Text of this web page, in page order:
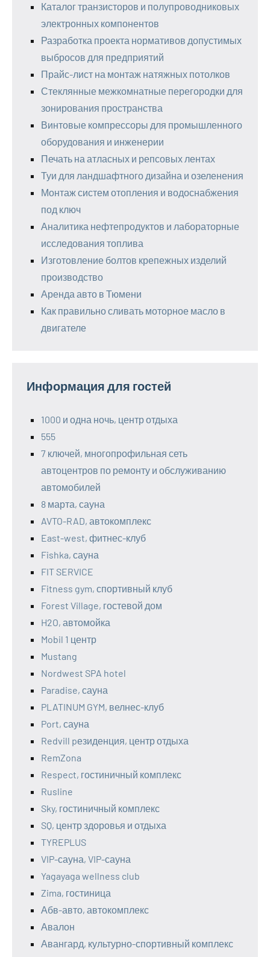
Каталог транзисторов и полупроводниковых
электронных компонентов
Разработка проекта нормативов допустимых
выбросов для предприятий
Прайс-лист на монтаж натяжных потолков
Стеклянные межкомнатные перегородки для
зонирования пространства
Винтовые компрессоры для промышленного
оборудования и инженерии
Печать на атласных и репсовых лентах
Туи для ландшафтного дизайна и озеленения
Монтаж систем отопления и водоснабжения
под ключ
Аналитика нефтепродуктов и лабораторные
исследования топлива
Изготовление болтов крепежных изделий
производство
Аренда авто в Тюмени
Как правильно сливать моторное масло в
двигателе
Информация для гостей
1000 и одна ночь, центр отдыха
555
7 ключей, многопрофильная сеть
автоцентров по ремонту и обслуживанию
автомобилей
8 марта, сауна
AVTO-RAD, автокомплекс
East-west, фитнес-клуб
Fishka, сауна
FIT SERVICE
Fitness gym, спортивный клуб
Forest Village, гостевой дом
H2O, автомойка
Mobil 1 центр
Mustang
Nordwest SPA hotel
Paradise, сауна
PLATINUM GYM, велнес-клуб
Port, сауна
Redvill pезиденция, центр отдыха
RemZona
Respect, гостиничный комплекс
Rusline
Sky, гостиничный комплекс
SQ, центр здоровья и отдыха
TYREPLUS
VIP-сауна, VIP-сауна
Yagayaga wellness club
Zima, гостиница
Абв-авто, автокомплекс
Авалон
Авангард, культурно-спортивный комплекс